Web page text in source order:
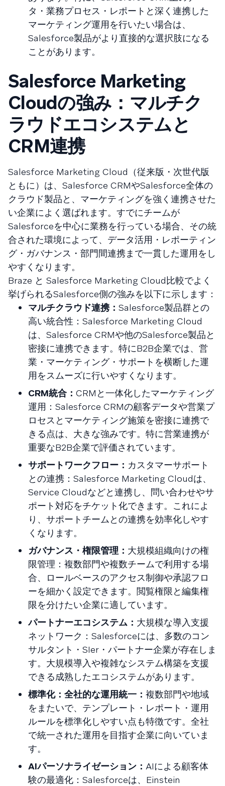
タ・業務プロセス・レポートと深く連携した
マーケティング運用を行いたい場合は、
Salesforce製品がより直接的な選択肢になる
ことがあります。
Salesforce Marketing
Cloudの強み：マルチク
ラウドエコシステムと
CRM連携
Salesforce Marketing Cloud（従来版・次世代版
ともに）は、Salesforce CRMやSalesforce全体の
クラウド製品と、マーケティングを強く連携させた
い企業によく選ばれます。すでにチームが
Salesforceを中心に業務を行っている場合、その統
合された環境によって、データ活用・レポーティン
グ・ガバナンス・部門間連携まで一貫した運用をし
やすくなります。
Braze と Salesforce Marketing Cloud比較でよく
挙げられるSalesforce側の強みを以下に示します：
マルチクラウド連携： Salesforce製品群との
高い統合性：Salesforce Marketing Cloud
は、Salesforce CRMや他のSalesforce製品と
密接に連携できます。特にB2B企業では、営
業・マーケティング・サポートを横断した運
用をスムーズに行いやすくなります。
CRM統合： CRMと一体化したマーケティング
運用：Salesforce CRMの顧客データや営業プ
ロセスとマーケティング施策を密接に連携で
きる点は、大きな強みです。特に営業連携が
重要なB2B企業で評価されています。
サポートワークフロー： カスタマーサポート
との連携：Salesforce Marketing Cloudは、
Service Cloudなどと連携し、問い合わせやサ
ポート対応をチケット化できます。これによ
り、サポートチームとの連携を効率化しやす
くなります。
ガバナンス・権限管理： 大規模組織向けの権
限管理：複数部門や複数チームで利用する場
合、ロールベースのアクセス制御や承認フロ
ーを細かく設定できます。閲覧権限と編集権
限を分けたい企業に適しています。
パートナーエコシステム： 大規模な導入支援
ネットワーク：Salesforceには、多数のコン
サルタント・SIer・パートナー企業が存在しま
す。大規模導入や複雑なシステム構築を支援
できる成熟したエコシステムがあります。
標準化：全社的な運用統一： 複数部門や地域
をまたいで、テンプレート・レポート・運用
ルールを標準化しやすい点も特徴です。全社
で統一された運用を目指す企業に向いていま
す。
AIパーソナライゼーション： AIによる顧客体
験の最適化：Salesforceは、Einstein